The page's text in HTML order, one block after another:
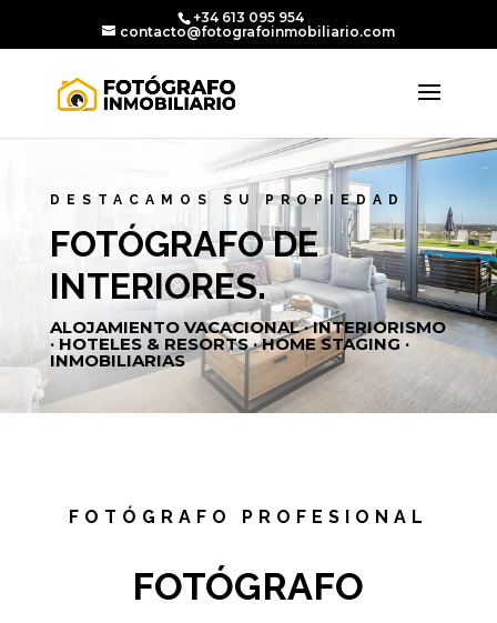
+34 613 095 954
contacto@fotografoinmobiliario.com
DESTACAMOS SU PROPIEDAD
FOTÓGRAFO DE
INTERIORES.
ALOJAMIENTO VACACIONAL · INTERIORISMO
· HOTELES & RESORTS · HOME STAGING ·
INMOBILIARIAS
FOTÓGRAFO PROFESIONAL
FOTÓGRAFO